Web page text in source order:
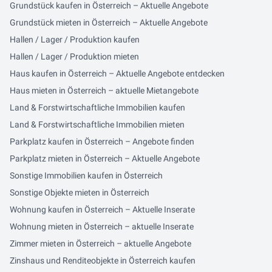
Grundstück kaufen in Österreich – Aktuelle Angebote
Grundstück mieten in Österreich – Aktuelle Angebote
Hallen / Lager / Produktion kaufen
Hallen / Lager / Produktion mieten
Haus kaufen in Österreich – Aktuelle Angebote entdecken
Haus mieten in Österreich – aktuelle Mietangebote
Land & Forstwirtschaftliche Immobilien kaufen
Land & Forstwirtschaftliche Immobilien mieten
Parkplatz kaufen in Österreich – Angebote finden
Parkplatz mieten in Österreich – Aktuelle Angebote
Sonstige Immobilien kaufen in Österreich
Sonstige Objekte mieten in Österreich
Wohnung kaufen in Österreich – Aktuelle Inserate
Wohnung mieten in Österreich – aktuelle Inserate
Zimmer mieten in Österreich – aktuelle Angebote
Zinshaus und Renditeobjekte in Österreich kaufen